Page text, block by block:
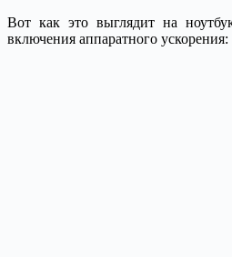
Вот как это выглядит на
включения аппаратного ускорения: